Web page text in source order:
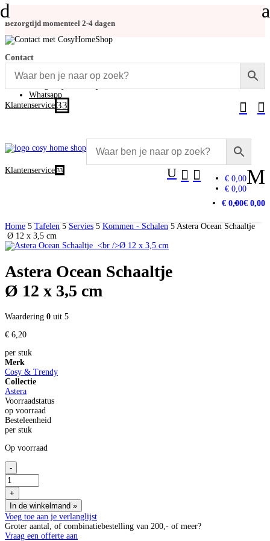
Bezorgtijd momenteel 2-4 dagen
Contact
+31 (0)348-486 555
Whatsapp


Klantenservice 3
d
M
€ 0,00
€ 0,00


U
Klantenservice 3
a
€ 0,00
€ 0,00
Home 5 Tafelen 5 Servies 5 Kommen - Schalen 5 Astera Ocean Schaaltje
Ø 12 x 3,5 cm
Astera Ocean Schaaltje
Ø 12 x 3,5 cm
Waardering 0 uit 5
€ 6, 20
per stuk
Merk
Cosy & Trendy
Collectie
Astera
Voorraadstatus
op voorraad
Besteleenheid
per stuk
Op voorraad
-
Astera
Ocean
Schaaltje
Ø
12
x
3,5
+
In de winkelmand »
Voeg toe aan je verlanglijst
Groter aantal, of combinatiebestelling van 200,- of meer?
Vraag een offerte aan